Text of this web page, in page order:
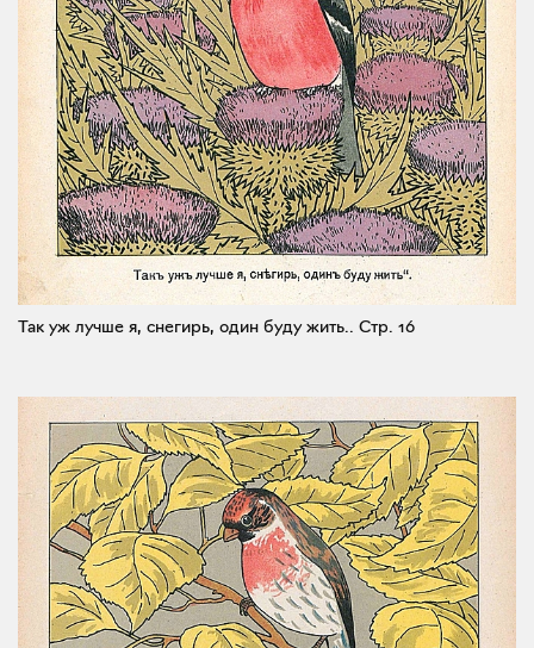
Так уж лучше я, снегирь, один буду жить.. Стр. 16